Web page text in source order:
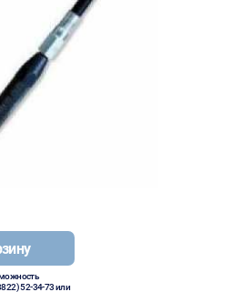
52-34-73или